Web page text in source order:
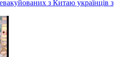
з Китаю українців з